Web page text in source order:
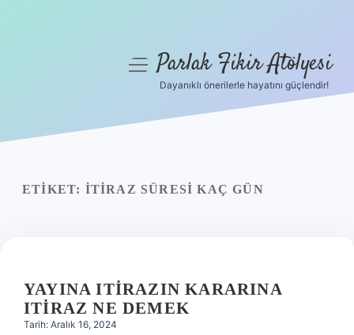
Yasal Uyarı
menüyüParlak Fikir Atölyesi
Dayanıklı önerilerle hayatını güçlendir!
ETIKET: İTIRAZ SÜRESI KAÇ GÜN
YAYINA ITIRAZIN KARARINA
ITIRAZ NE DEMEK
Tarih: Aralık 16, 2024